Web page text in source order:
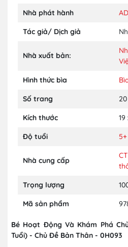
Nhà phát hành
Tác giả/ Dịch giả
Nhà xuất bản:
Hình thức bìa
Số trang 20
Kích thước
Độ tuổi 5+
Nhà cung cấp
Trọng lượng
Mã sản phẩm
Bé Hoạt Động Và Khám Phá
Tuổi) - Chủ Đề Bản Thân - 0H093